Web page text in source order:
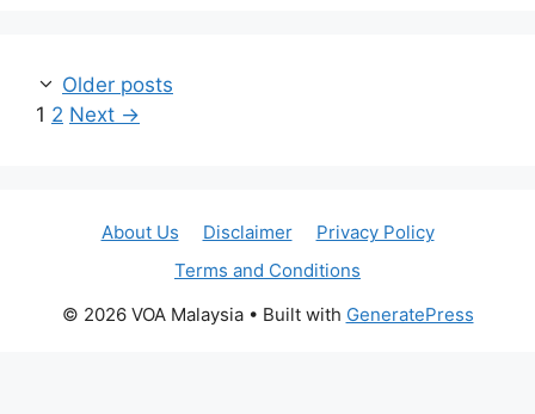
Older posts
Page
1 Page
2 Next →
About Us Disclaimer
Privacy Policy
Terms and Conditions
© 2026 VOA Malaysia• Built with GeneratePress